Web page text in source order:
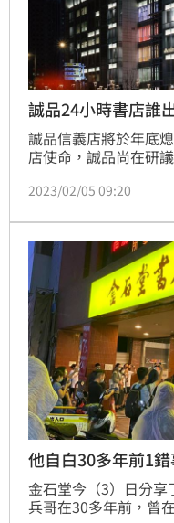
誠品24小時書店誰
誠品信義店將於年底
店使命，誠品尚在研
菸誠品不打烊提供加分
2023/02/05 09:20
他自白30多年前1
金石堂今（3）日分
兵哥在30多年前，曾